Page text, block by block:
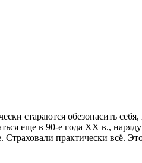
стараются обезопасить
еще в 90-е года XX в.,
Страховали практически всё.